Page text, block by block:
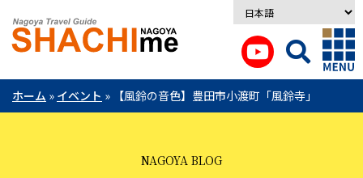
ホーム » イベント » 【風鈴の音色】豊田市小渡町「風鈴寺」
NAGOYA BLOG